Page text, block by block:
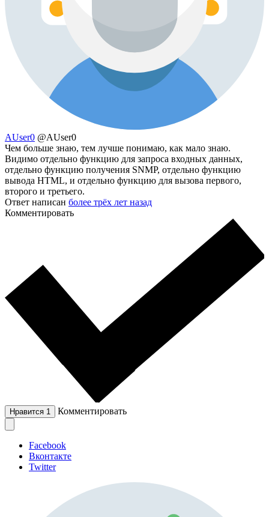
AUser0 @AUser0
Чем больше знаю, тем лучше понимаю, как мало знаю.
Видимо отдельно функцию для запроса входных данных,
отдельно функцию получения SNMP, отдельно функцию
вывода HTML, и отдельно функцию для вызова первого,
второго и третьего.
Ответ написан более трёх лет назад
Комментировать
Нравится 1 Комментировать
Facebook
Вконтакте
Twitter